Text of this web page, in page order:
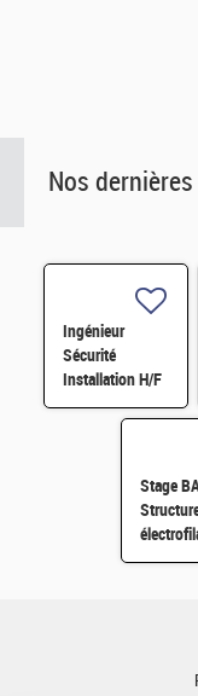
Nos
Ingénieur
Sécurité
Installation H/F
Stage